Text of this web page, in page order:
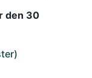
den 30